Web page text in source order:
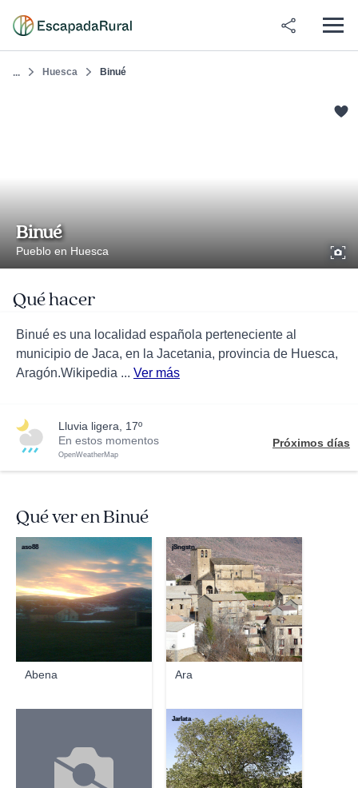
... Huesca Binué
Binué
Pueblo en Huesca
Qué hacer
Binué es una localidad española perteneciente al
municipio de Jaca, en la Jacetania, provincia de Huesca,
Aragón.Wikipedia ... Ver más
lluvia ligera, 17º
En estos momentos
OpenWeatherMap
Próximos días
Qué ver en Binué
Abena
aso88
Ara
jSngstn
Jarlata